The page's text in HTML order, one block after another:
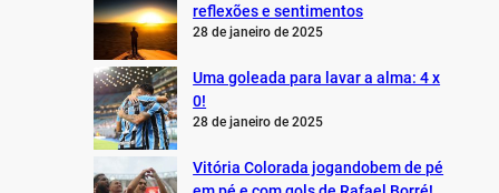
reflexões e sentimentos
28 de janeiro de 2025
Uma goleada para lavar a alma: 4 x
0!
28 de janeiro de 2025
Vitória Colorada jogandobem de pé